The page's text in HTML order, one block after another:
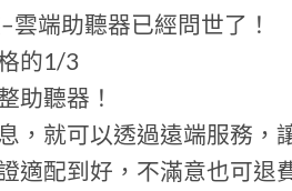
端助聽器已經問世了！
的1/3
助聽器！
，就可以透過遠端服務，
適配到好，不滿意也可退